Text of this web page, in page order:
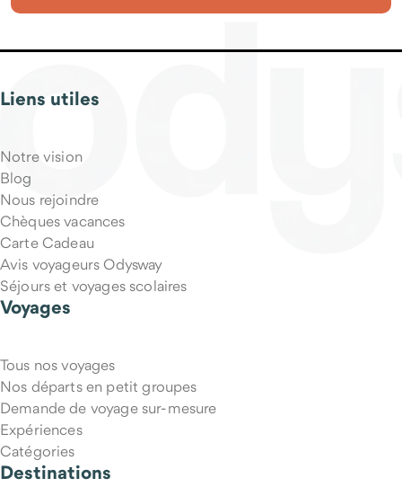
Qu'est-ce qui est inclus dans le prix du voyage ?
Puis-je annuler mon voyage si mes projets changent ?
Liens utiles
Notre vision
Blog
Nous rejoindre
Chèques vacances
Carte Cadeau
Avis voyageurs Odysway
Séjours et voyages scolaires
Voyages
Tous nos voyages
Nos départs en petit groupes
Demande de voyage sur-mesure
Expériences
Catégories
Destinations